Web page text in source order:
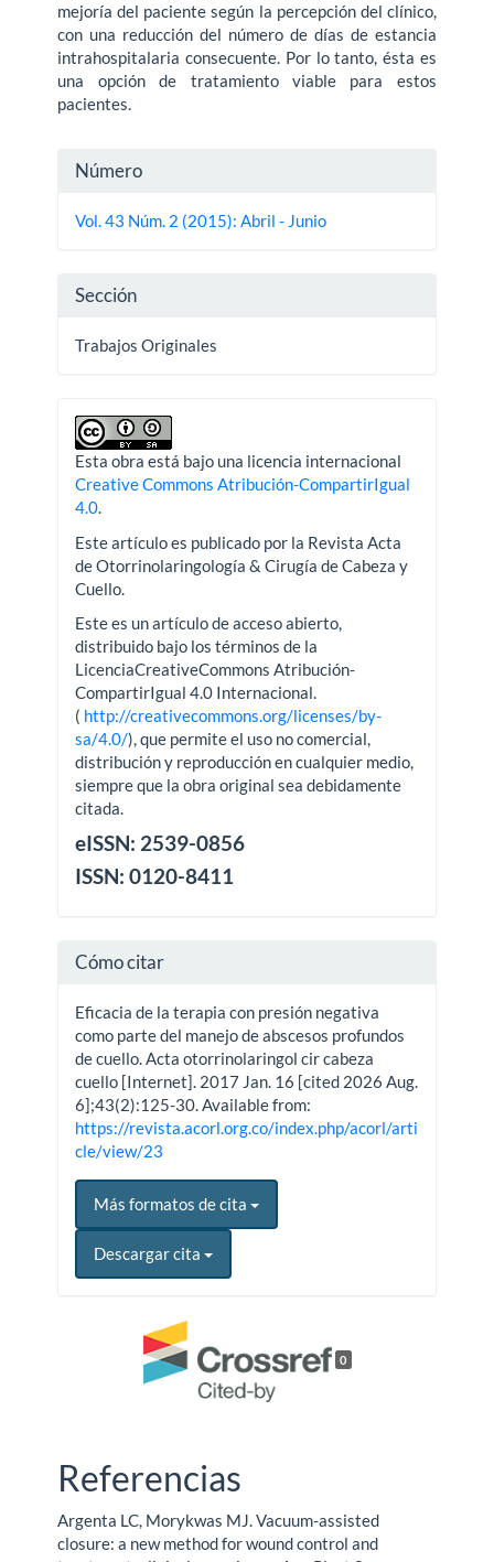
mejoría del paciente según la percepción del clínico,
con una reducción del número de días de estancia
intrahospitalaria consecuente. Por lo tanto, ésta es
una opción de tratamiento viable para estos
pacientes.
Detalles
del
Número
Vol. 43 Núm. 2 (2015): Abril - Junio
Sección
Trabajos Originales
Esta obra está bajo una licencia internacional
Creative Commons Atribución-CompartirIgual
4.0.
Este artículo es publicado por la Revista Acta
de Otorrinolaringología & Cirugía de Cabeza y
Cuello.
Este es un artículo de acceso abierto,
distribuido bajo los términos de la
LicenciaCreativeCommons Atribución-
CompartirIgual 4.0 Internacional.
( http://creativecommons.org/licenses/by-
sa/4.0/), que permite el uso no comercial,
distribución y reproducción en cualquier medio,
siempre que la obra original sea debidamente
citada.
eISSN: 2539-0856
ISSN: 0120-8411
Cómo citar
Eficacia de la terapia con presión negativa
como parte del manejo de abscesos profundos
de cuello. Acta otorrinolaringol cir cabeza
cuello [Internet]. 2017 Jan. 16 [cited 2026 Aug.
6];43(2):125-30. Available from:
https://revista.acorl.org.co/index.php/acorl/arti
cle/view/23
Más formatos de cita
Descargar cita
0
Referencias
Argenta LC, Morykwas MJ. Vacuum-assisted
closure: a new method for wound control and